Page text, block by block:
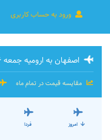
ورود به حساب کاربری
اصفهان به ارومیه جمعه ۱۶ مرداد
مقایسه قیمت در تمام ماه
امروز فردا